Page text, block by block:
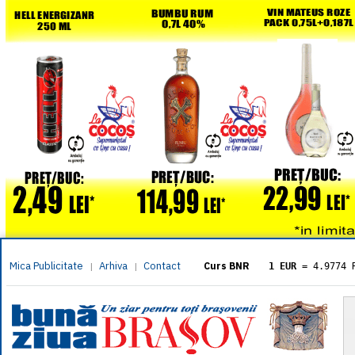
Mica Publicitate | Arhiva | Contact Curs BNR 1 EUR = 4.9774
= 5.8304
1 XAU= 464.4611
1 AED= 1.1933
1 AUD= 2.7957
1 BGN= 2.5449